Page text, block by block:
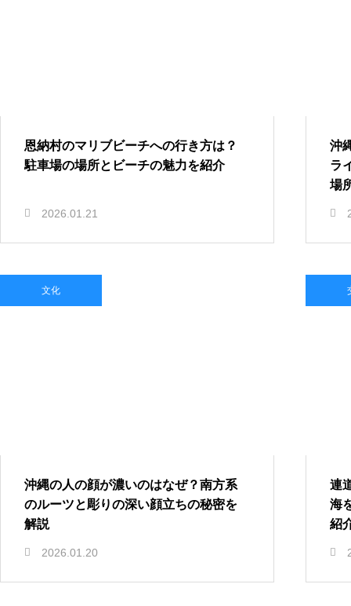
恩納村のマリブビーチへの行き方は？
駐車場の場所とビーチの魅力を紹介
2026.01.21
沖
ラ
場
文化
沖縄の人の顔が濃いのはなぜ？南方系
のルーツと彫りの深い顔立ちの秘密を
解説
2026.01.20
連
海
紹